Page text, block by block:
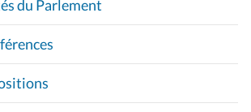
du Parlement